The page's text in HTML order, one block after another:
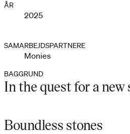
ÅR
2025
SAMARBEJDSPARTNERE
Monies
BAGGRUND
In the quest for a new
Boundless stones